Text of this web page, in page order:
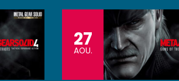
27
AOU.